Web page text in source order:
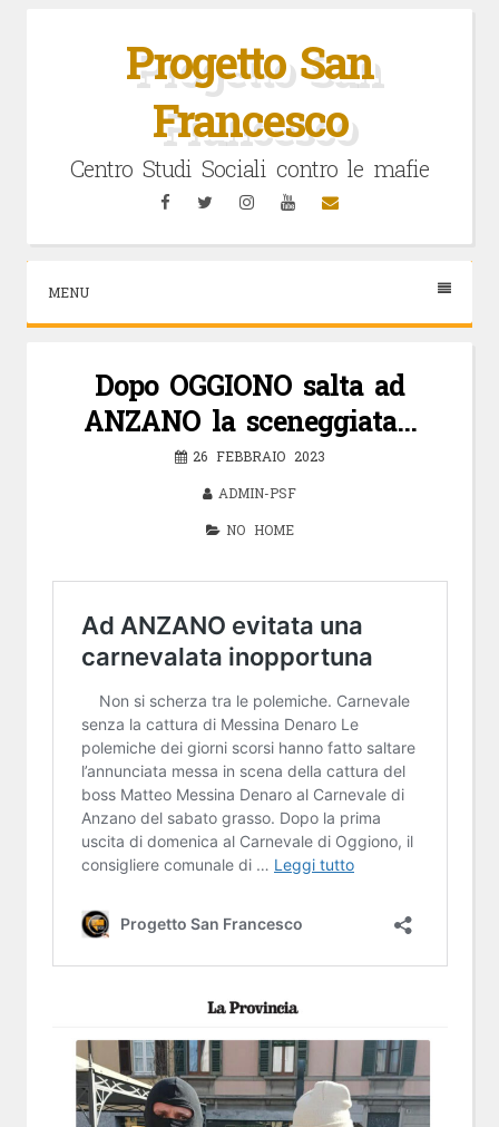
Progetto San
Francesco
Centro Studi Sociali contro le mafie
FacebookTwitterInstagramYouTubeEmail
MENU
Dopo OGGIONO salta ad
ANZANO la sceneggiata…
26 FEBBRAIO 2023
ADMIN-PSF
NO HOME